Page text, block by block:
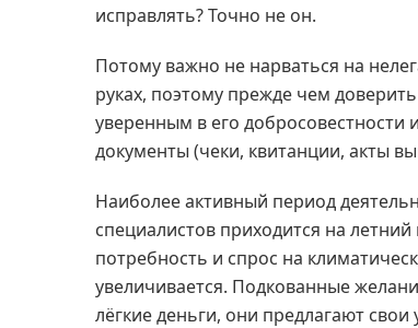
исправлять? Точно не он.
Потому важно не нарваться на
руках, поэтому прежде чем
уверенным в его
документы (чеки, квитанции, акты
Наиболее активный период
специалистов приходится на летний
потребность и спрос на
увеличивается. Подкованные
лёгкие деньги, они предлагают свои